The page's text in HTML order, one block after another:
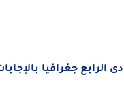
الرابع جغرافيا